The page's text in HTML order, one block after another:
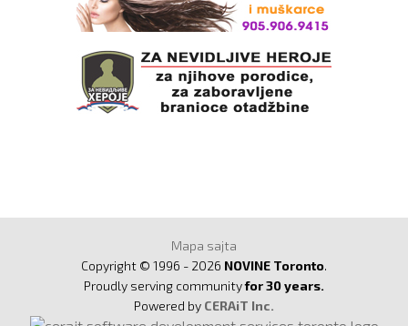
Mapa sajta
Copyright © 1996 - 2026 NOVINE Toronto.
Proudly serving communityfor 30 years.
Powered by CERAiT Inc.